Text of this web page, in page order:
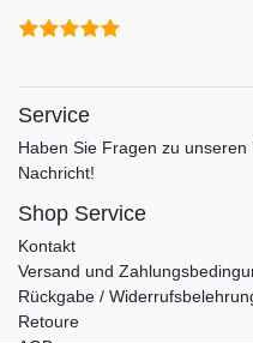
Service
Haben Sie Fragen zu
Nachricht!
Shop Service
Kontakt
Versand und
Rückgabe /
Retoure